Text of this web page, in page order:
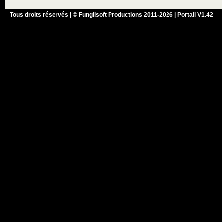
Tous droits réservés | © Funglisoft Productions 2011-2026 | Portail V1.42